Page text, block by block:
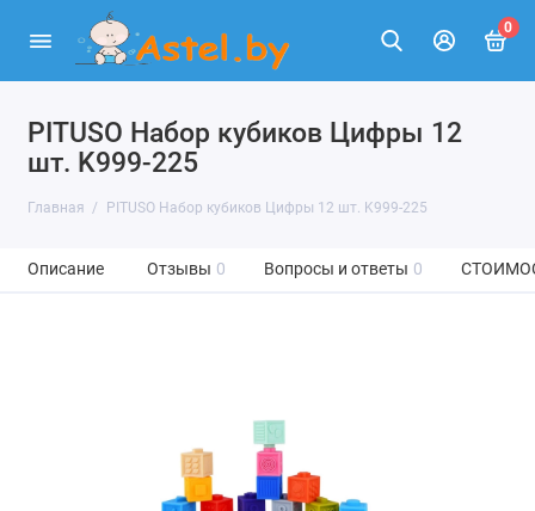
0
PITUSO Набор кубиков Цифры 12
шт. K999-225
Главная PITUSO Набор кубиков Цифры 12 шт. K999-225
Описание Отзывы 0 Вопросы и ответы 0